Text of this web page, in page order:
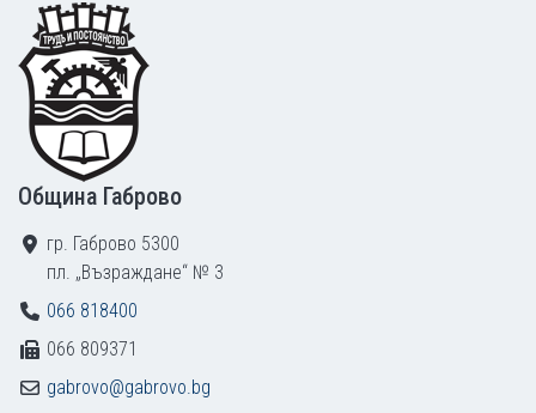
Footer
Община Габрово
гр. Габрово 5300
пл. „Възраждане“ № 3
066 818400
066 809371
gabrovo@gabrovo.bg